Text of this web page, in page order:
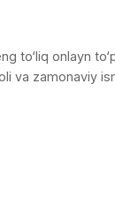
to‘liq onlayn
va zamonaviy